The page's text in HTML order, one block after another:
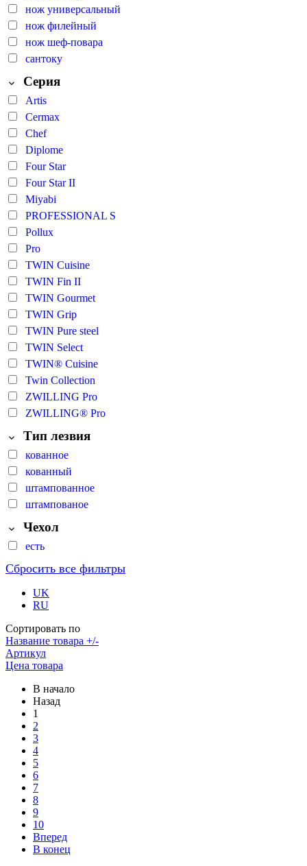
нож универсальный
нож филейный
нож шеф-повара
сантоку
Серия
Artis
Cermax
Chef
Diplome
Four Star
Four Star II
Miyabi
PROFESSIONAL S
Pollux
Pro
TWIN Cuisine
TWIN Fin II
TWIN Gourmet
TWIN Grip
TWIN Pure steel
TWIN Select
TWIN® Cuisine
Twin Collection
ZWILLING Pro
ZWILLING® Pro
Тип лезвия
кованное
кованный
штампованное
штампованое
Чехол
есть
Сбросить все фильтры
UK
RU
Сортировать по
Название товара +/-
Артикул
Цена товара
В начало
Назад
1
2
3
4
5
6
7
8
9
10
Вперед
В конец